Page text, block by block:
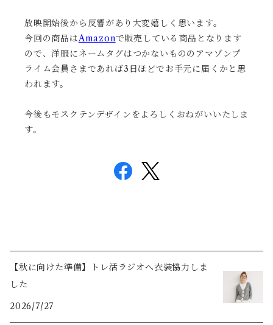
放映開始後から反響があり大変嬉しく思います。
今回の商品はAmazonで販売している商品となります
ので、洋服にネームタグはつかないもののアマゾンプ
ライム会員さまであれば3日ほどでお手元に届くかと思
われます。
今後もモスクテンデザインをよろしくおねがいいたしま
す。
【秋に向けた準備】トレ活ラジオへ衣装協力しま
した
2026/7/27